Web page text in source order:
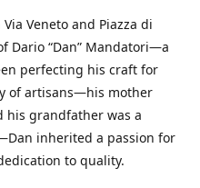
Veneto and Piazza di
Dario “Dan” Mandatori—a
perfecting his craft for
of artisans—his mother
his grandfather was a
inherited a passion for
to quality.